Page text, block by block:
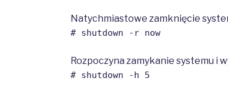
Natychmiastowe zamknięcie
# shutdown -r now
Rozpoczyna zamykanie systemu i
# shutdown -h 5